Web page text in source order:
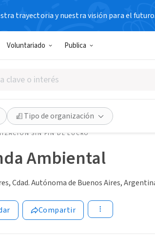
trayectoria y nuestra visión para el futuro.
Voluntariado Publica
Tipo de organización
SIN FIN DE LUCRO
Ambiental
Cdad. Autónoma de Buenos Aires,
Compartir